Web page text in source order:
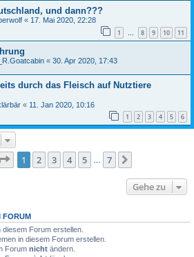
und dann???
« 17. Mai 2020, 22:28
1 … 8 9 10 11
« 30. Apr 2020, 17:43
durch das Fleisch auf Nutztiere
« 11. Jan 2020, 10:16
1 2 3 4 5 6
Seite 1von
1 2 3 4 5 7
Gehe zu
FORUM
Forum erstellen.
in diesem Forum erstellen.
Forum nicht ändern.